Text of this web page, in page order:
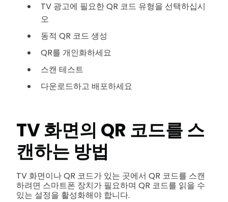
TV 광고에 필요한 QR 코드 유형을 선택하십시
오
동적 QR 코드 생성
QR를 개인화하세요
스캔 테스트
다운로드하고 배포하세요
TV 화면의 QR 코드를 스
캔하는 방법
TV 화면이나 QR 코드가 있는 곳에서 QR 코드를 스캔
하려면 스마트폰 장치가 필요하며 QR 코드를 읽을 수
있는 설정을 활성화해야 합니다.